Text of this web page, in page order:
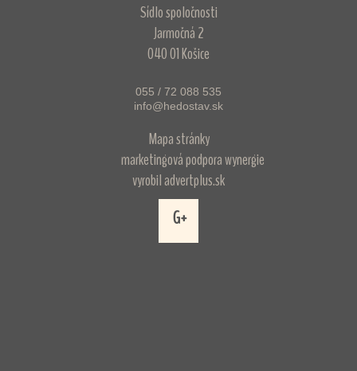
Sídlo spoločnosti
Jarmočná 2
040 01 Košice
055 / 72 088 535
info@hedostav.sk
Mapa stránky
marketingová podporawynergie
vyrobiladvertplus.sk
G+